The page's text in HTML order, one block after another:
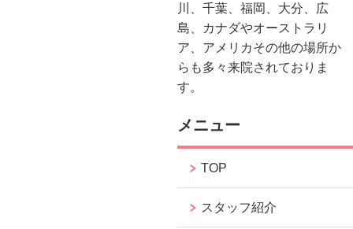
川、千葉、福岡、大分、広
島、カナダやオーストラリ
ア、アメリカその他の場所か
らも多々来院されておりま
す。
メニュー
TOP
スタッフ紹介